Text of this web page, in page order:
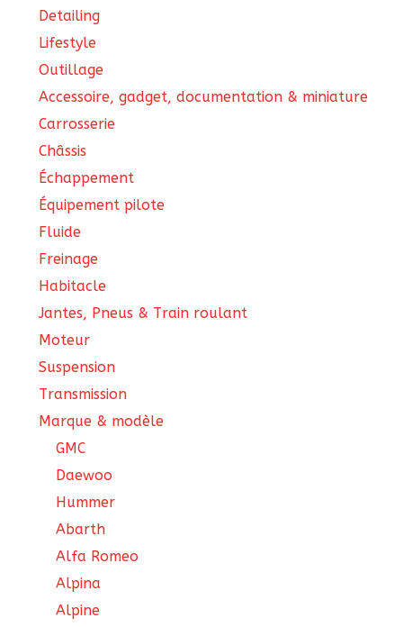
Detailing
Lifestyle
Outillage
Accessoire, gadget, documentation & miniature
Carrosserie
Châssis
Échappement
Équipement pilote
Fluide
Freinage
Habitacle
Jantes, Pneus & Train roulant
Moteur
Suspension
Transmission
Marque & modèle
GMC
Daewoo
Hummer
Abarth
Alfa Romeo
Alpina
Alpine